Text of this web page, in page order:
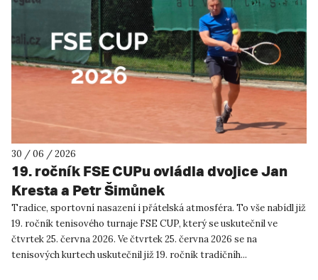
30 / 06 / 2026
19. ročník FSE CUPu ovládla dvojice Jan
Kresta a Petr Šimůnek
Tradice, sportovní nasazení i přátelská atmosféra. To vše nabídl již
19. ročník tenisového turnaje FSE CUP, který se uskutečnil ve
čtvrtek 25. června 2026. Ve čtvrtek 25. června 2026 se na
tenisových kurtech uskutečnil již 19. ročník tradičníh...